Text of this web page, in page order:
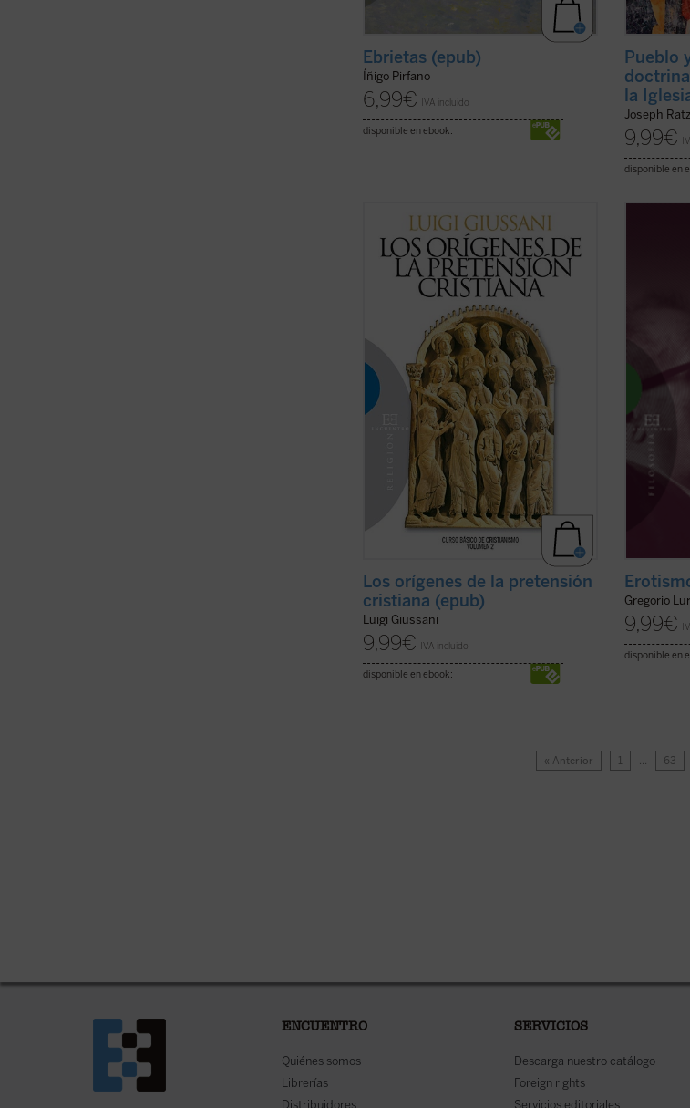
Ebrietas (epub)
Íñigo Pirfano
6,99€ IVA incluido
disponible en ebook:
Pueblo
la
Joseph
9,99€
disponible en
Este libro se propone poner frente al
lector lo que pretende ser la hipótesis
cristiana.
Con este objeto, después de haber
indicado algunas de las actitudes más
significativas que ha tenido la creatividad
humana para entrar en relación con ...
(ver ficha)
Los orígenes de la pretensión
cristiana (epub)
Luigi Giussani
9,99€ IVA incluido
disponible en ebook:
¿Quién
haber
carácter
quienes
Gregorio
9,99€
disponible en
« Anterior 1 … 63
ENCUENTRO
Quiénes somos
Librerías
Distribuidores
SERVICIOS
Descarga nuestro catálogo
Foreign rights
Servicios editoriales